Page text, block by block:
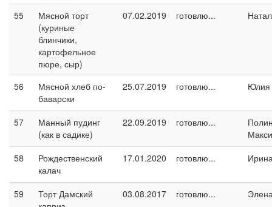
55
Мясной торт
(куриные
блинчики,
картофельное
пюре, сыр)
07.02.2019 готовлю...
56
Мясной хлеб по-
баварски
25.07.2019 готовлю... Юлия
57
Манный пудинг
(как в садике)
22.09.2019 готовлю...
58
Рождественский
калач
17.01.2020 готовлю...
59
Торт Дамский
03.08.2017 готовлю...